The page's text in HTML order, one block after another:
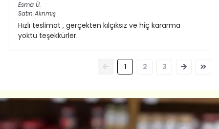
Esma Ü.
Satın Alınmış
Hızlı teslimat , gerçekten kılçıksız ve hiç kararma
yoktu teşekkürler.
1 2 3